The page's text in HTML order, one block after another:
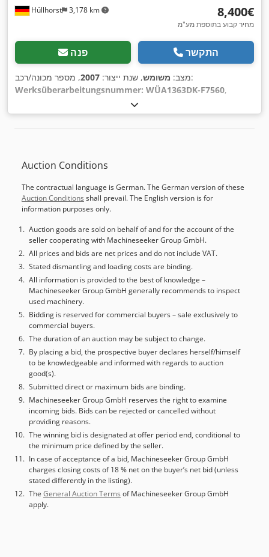
Hüllhorst 3,178 km ‏8,400 ‏€
מחיר קבוע בתוספת מע"מ
פנה התקשר
מצב: משומש, שנת ייצור: 2007
, מספר מכונה/רכב:
Werksüberarbeitungsnummer: WÜA1363DK-F7560,
Auction Conditions
The contractual language is German. The German version of these
Auction Conditions shall prevail. The English version is for
information purposes only.
Auction goods are sold on behalf of and for the account of the
seller cooperating with Machineseeker Group GmbH.
All prices and bids are net prices and do not include VAT.
Stated dismantling and loading costs are binding.
All information is provided to the best of knowledge –
Machineseeker Group GmbH generally recommends to inspect
used machinery.
Bidding is reserved for commercial buyers – sale exclusively to
commercial buyers.
The duration of an auction may be subject to change.
By placing a bid, the prospective buyer declares herself/himself
to be knowledgeable and informed with regards to auction
good(s).
Submitted direct or maximum bids are binding.
Machineseeker Group GmbH reserves the right to examine
incoming bids. Bids can be rejected or cancelled without
providing reasons.
The winning bid is designated at offer period end, conditional to
the minimum price defined by the seller.
In case of acceptance of a bid, Machineseeker Group GmbH
charges closing costs of 18 % net on the buyer’s net bid (unless
stated differently in the listing).
The General Auction Terms of Machineseeker Group GmbH
apply.